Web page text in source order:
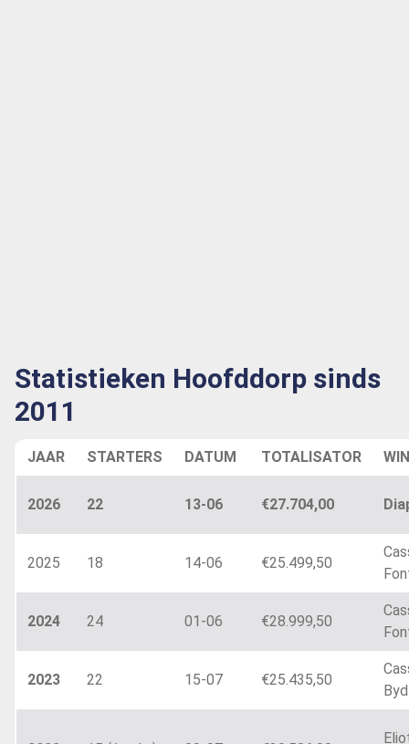
Statistieken Hoofddorp sinds
2011
JAAR STARTERS DATUM TOTALISATOR
2026 22 13-06 €27.704,00
2025 18 14-06 €25.499,50
2024 24 01-06 €28.999,50
2023 22 15-07 €25.435,50
Byd